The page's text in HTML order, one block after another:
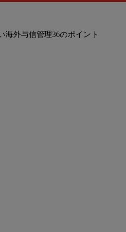
海外与信管理36のポイント